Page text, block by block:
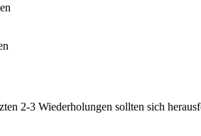
2-3 Wiederholungen sollten sich